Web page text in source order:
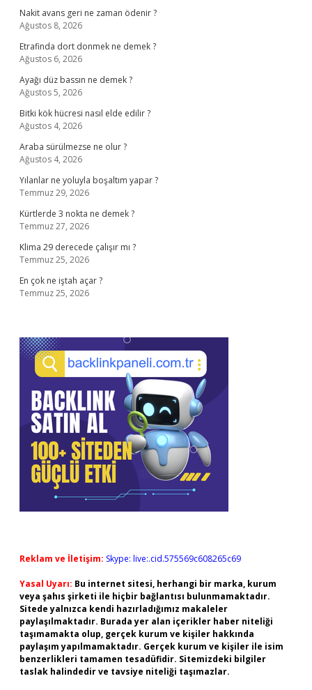
Nakit avans geri ne zaman ödenir ?
Ağustos 8, 2026
Etrafinda dort donmek ne demek ?
Ağustos 6, 2026
Ayağı düz bassın ne demek ?
Ağustos 5, 2026
Bitki kök hücresi nasıl elde edilir ?
Ağustos 4, 2026
Araba sürülmezse ne olur ?
Ağustos 4, 2026
Yılanlar ne yoluyla boşaltım yapar ?
Temmuz 29, 2026
Kürtlerde 3 nokta ne demek ?
Temmuz 27, 2026
Klima 29 derecede çalışır mı ?
Temmuz 25, 2026
En çok ne iştah açar ?
Temmuz 25, 2026
Reklam ve İletişim: Skype: live:.cid.575569c608265c69
Yasal Uyarı: Bu internet sitesi, herhangi bir marka, kurum
veya şahıs şirketi ile hiçbir bağlantısı bulunmamaktadır.
Sitede yalnızca kendi hazırladığımız makaleler
paylaşılmaktadır. Burada yer alan içerikler haber niteliği
taşımamakta olup, gerçek kurum ve kişiler hakkında
paylaşım yapılmamaktadır. Gerçek kurum ve kişiler ile isim
benzerlikleri tamamen tesadüfidir. Sitemizdeki bilgiler
taslak halindedir ve tavsiye niteliği taşımazlar.